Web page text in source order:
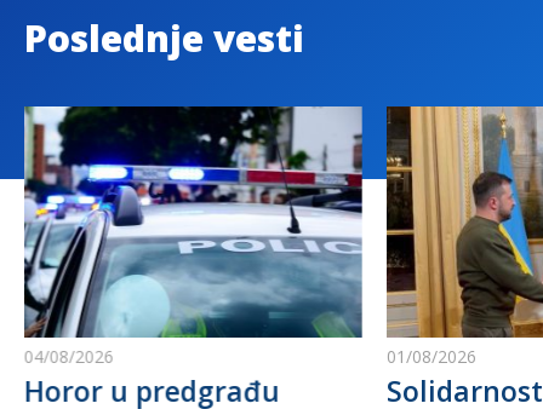
Poslednje vesti
04/08/2026
Horor u predgrađu
01/08/2026